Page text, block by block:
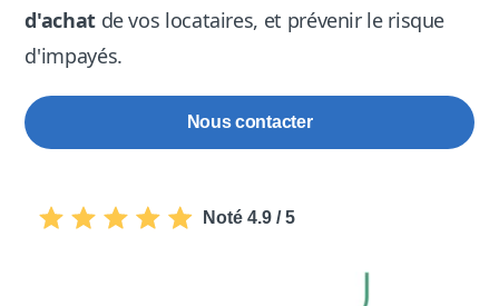
d'achatde vos locataires, et prévenir le risque
d'impayés.
Nous contacter
Noté 4.9 / 5